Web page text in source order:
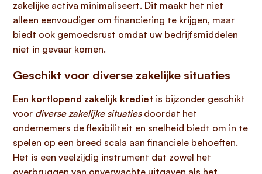
zakelijke activa minimaliseert. Dit maakt het niet
alleen eenvoudiger om financiering te krijgen, maar
biedt ook gemoedsrust omdat uw bedrijfsmiddelen
niet in gevaar komen.
Geschikt voor diverse zakelijke situaties
Een kortlopend zakelijk krediet is bijzonder geschikt
voor diverse zakelijke situatiesdoordat het
ondernemers de flexibiliteit en snelheid biedt om in te
spelen op een breed scala aan financiële behoeften.
Het is een veelzijdig instrument dat zowel het
overbruggen van onverwachte uitgaven als het